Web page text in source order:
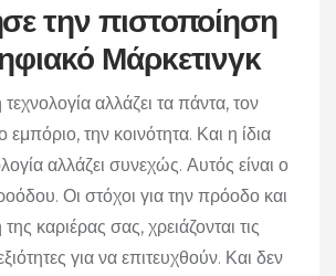
την πιστοποίηση
Μάρκετινγκ
αλλάζει τα πάντα, τον
εμπόριο, την κοινότητα. Και η ίδια
αλλάζει συνεχώς. Αυτός είναι ο
Οι στόχοι για την πρόοδο και
της καριέρας σας, χρειάζονται τις
για να επιτευχθούν. Και δεν